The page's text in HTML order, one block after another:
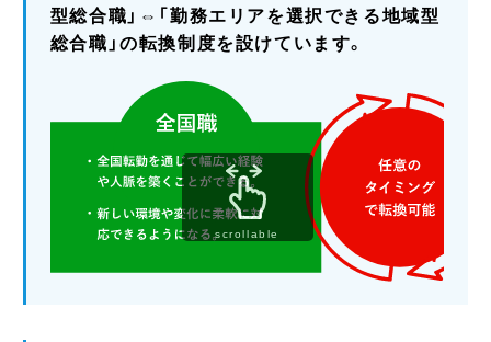
型総合職」⇔「勤務エリアを選択できる地域型
総合職」の転換制度を設けています。
scrollable